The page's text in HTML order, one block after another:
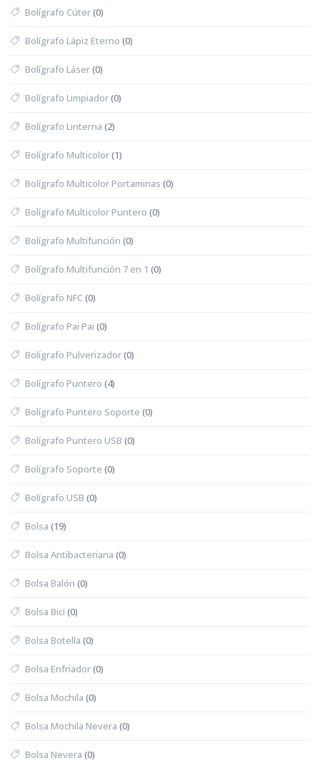
Bolígrafo Cúter(0)
Bolígrafo Lápiz Eterno (0)
Bolígrafo Láser(0)
Bolígrafo Limpiador(0)
Bolígrafo Linterna (2)
Bolígrafo Multicolor(1)
Bolígrafo Multicolor Portaminas (0)
Bolígrafo Multicolor Puntero (0)
Bolígrafo Multifunción (0)
Bolígrafo Multifunción 7 en 1 (0)
Bolígrafo NFC(0)
Bolígrafo Pai Pai (0)
Bolígrafo Pulverizador(0)
Bolígrafo Puntero (4)
Bolígrafo Puntero Soporte (0)
Bolígrafo Puntero USB (0)
Bolígrafo Soporte (0)
Bolígrafo USB (0)
Bolsa (19)
Bolsa Antibacteriana (0)
Bolsa Balón (0)
Bolsa Bici (0)
Bolsa Botella (0)
Bolsa Enfriador(0)
Bolsa Mochila (0)
Bolsa Mochila Nevera (0)
Bolsa Nevera (0)